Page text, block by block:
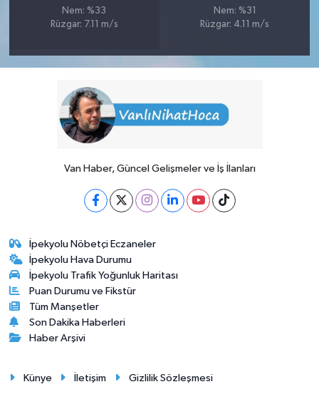
Nem: %33
Rüzgar: 7.11 m/s
Nem: %31
Rüzgar: 4.11 m/s
Van Haber, Güncel Gelişmeler ve İş İlanları
İpekyolu Nöbetçi Eczaneler
İpekyolu Hava Durumu
İpekyolu Trafik Yoğunluk Haritası
Puan Durumu ve Fikstür
Tüm Manşetler
Son Dakika Haberleri
Haber Arşivi
Künye İletişim Gizlilik Sözleşmesi